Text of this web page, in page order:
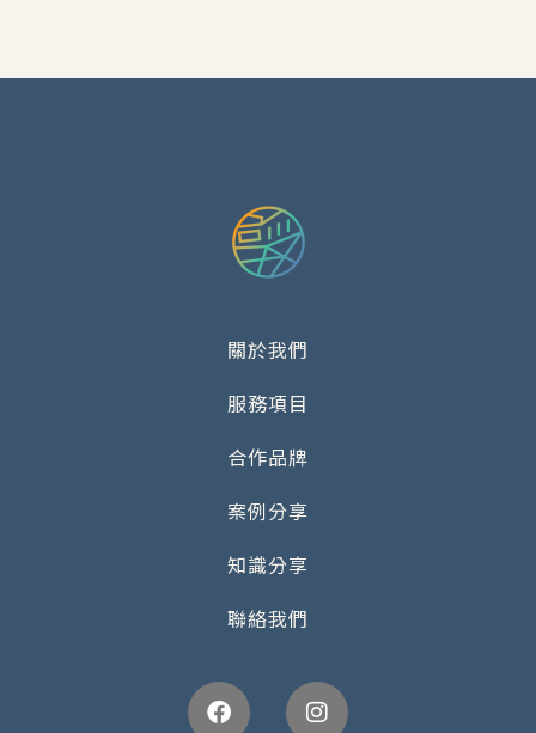
關於我們
服務項目
合作品牌
案例分享
知識分享
聯絡我們